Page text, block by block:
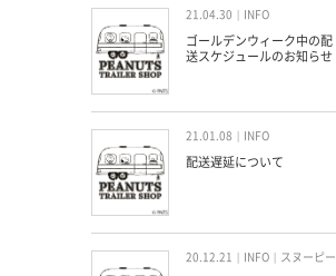
21.04.30 INFO
ゴールデンウィーク中の配
送スケジュールのお知らせ
21.01.08 INFO
配送遅延について
20.12.21 INFO スヌーピー